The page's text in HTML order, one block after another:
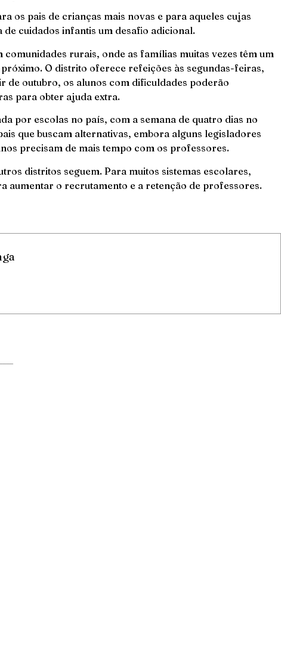
os pais de crianças mais novas e para aqueles cujas
cuidados infantis um desafio adicional.
rurais, onde as famílias muitas vezes têm um
próximo. O distrito oferece refeições às segundas-feiras,
de outubro, os alunos com dificuldades poderão
para obter ajuda extra.
por escolas no país, com a semana de quatro dias no
que buscam alternativas, embora alguns legisladores
precisam de mais tempo com os professores.
distritos seguem. Para muitos sistemas escolares,
aumentar o recrutamento e a retenção de professores.